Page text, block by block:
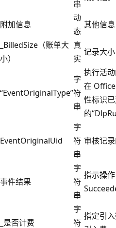
串
附加信息
动
态
其他信
_BilledSize（账单大
小）
真
实
记录大小
“EventOriginalType”
字
符
串
执行活
在
性标识
的
EventOriginalUid
字
符
串
审核记录
事件结果
字
符
串
指示操
_是否计费
字
符
指定引